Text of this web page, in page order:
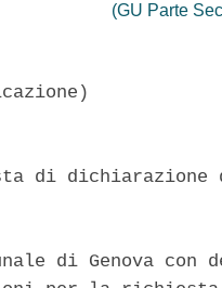
(GU Parte
di
di Genova con